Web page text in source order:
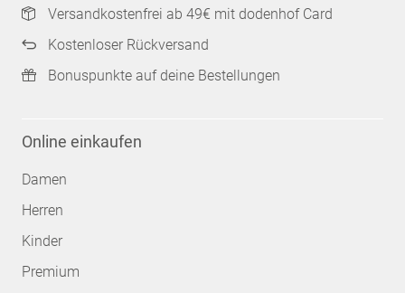
Versandkostenfrei ab 49€ mit dodenhof Card
Kostenloser Rückversand
Bonuspunkte auf deine Bestellungen
Online einkaufen
Damen
Herren
Kinder
Premium